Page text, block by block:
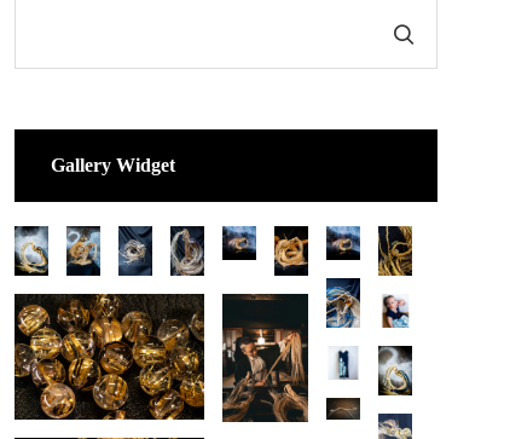
Gallery Widget